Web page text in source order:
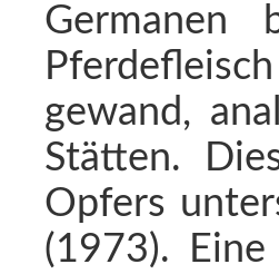
Germanen
gewand,
Stätten.
Opfers
(1973).